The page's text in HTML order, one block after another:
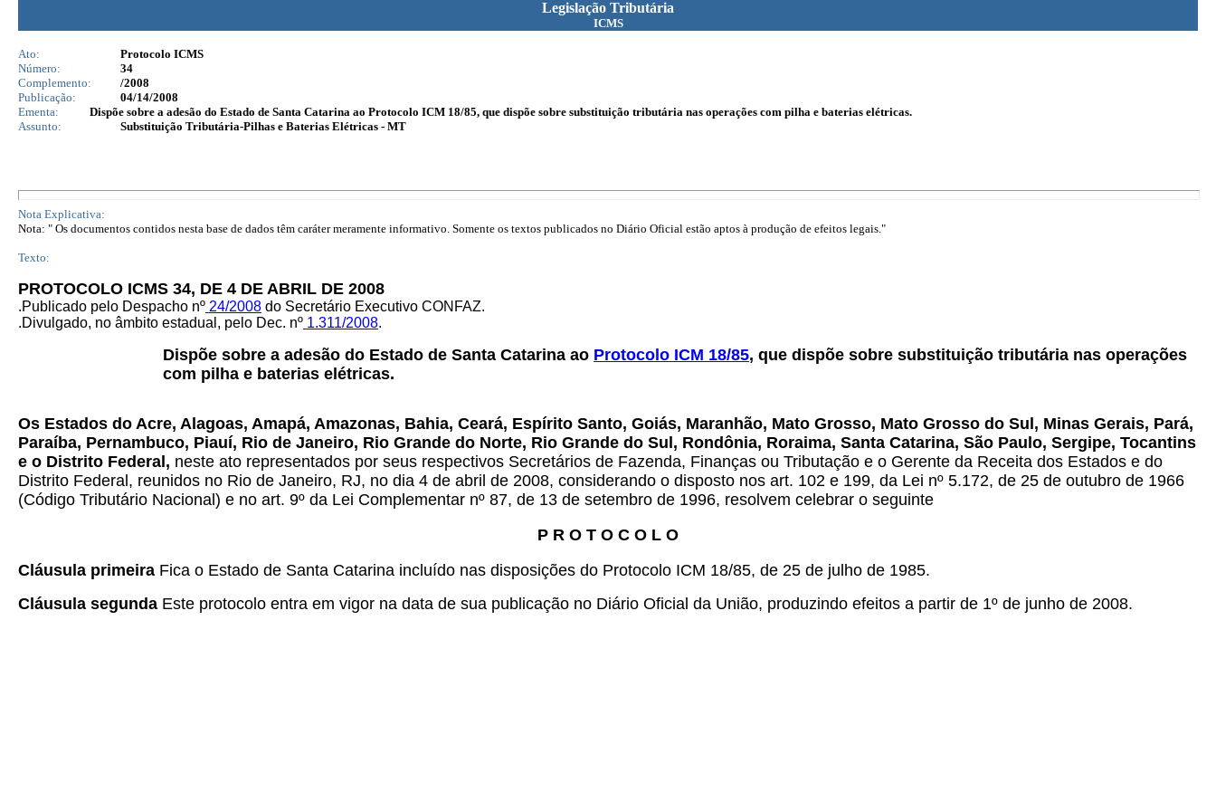
Legislação Tributária
ICMS
Ato:
Protocolo ICMS
Número:
34
Complemento:
/2008
Publicação:
04/14/2008
Ementa:
Dispõe sobre a adesão do Estado de Santa Catarina ao Protocolo ICM 18/85, que dispõe sobre substituição tributária nas operações com pilha e baterias elétricas.
Assunto:
Substituição Tributária-Pilhas e Baterias Elétricas - MT
Nota Explicativa:
Nota: " Os documentos contidos nesta base de dados têm caráter meramente informativo. Somente os textos publicados no Diário Oficial estão aptos à produção de efeitos legais."
Texto:
PROTOCOLO ICMS 34, DE 4 DE ABRIL DE 2008
.Publicado pelo Despacho nº 24/2008 do Secretário Executivo CONFAZ.
.Divulgado, no âmbito estadual, pelo Dec. nº 1.311/2008.
Dispõe sobre a adesão do Estado de Santa Catarina ao Protocolo ICM 18/85, que dispõe sobre substituição tributária nas operações
com pilha e baterias elétricas.
Os Estados do Acre, Alagoas, Amapá, Amazonas, Bahia, Ceará, Espírito Santo, Goiás, Maranhão, Mato Grosso, Mato Grosso do Sul, Minas Gerais, Pará,
Paraíba, Pernambuco, Piauí, Rio de Janeiro, Rio Grande do Norte, Rio Grande do Sul, Rondônia, Roraima, Santa Catarina, São Paulo, Sergipe, Tocantins
e o Distrito Federal, neste ato representados por seus respectivos Secretários de Fazenda, Finanças ou Tributação e o Gerente da Receita dos Estados e do
Distrito Federal, reunidos no Rio de Janeiro, RJ, no dia 4 de abril de 2008, considerando o disposto nos art. 102 e 199, da Lei nº 5.172, de 25 de outubro de 1966
(Código Tributário Nacional) e no art. 9º da Lei Complementar nº 87, de 13 de setembro de 1996, resolvem celebrar o seguinte
P R O T O C O L O
Cláusula primeira Fica o Estado de Santa Catarina incluído nas disposições do Protocolo ICM 18/85, de 25 de julho de 1985.
Cláusula segunda Este protocolo entra em vigor na data de sua publicação no Diário Oficial da União, produzindo efeitos a partir de 1º de junho de 2008.